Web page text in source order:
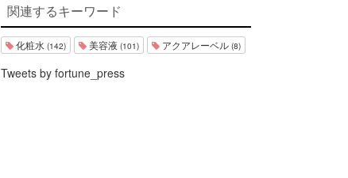
関連するキーワード
化粧水 (142) 美容液 (101) アクアレーベル (8)
Tweets by fortune_press